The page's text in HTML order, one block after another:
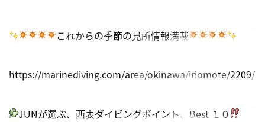
これからの季節の見所情報満載
https://marinediving.com/area/okinawa/iriomote/2209/
JUNが選ぶ、西表ダイビングポイント、Best １０